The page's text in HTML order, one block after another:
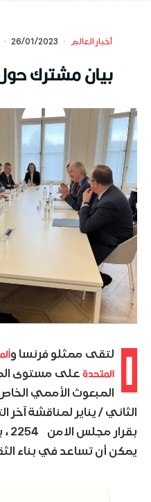
أخبار العالم ·
26/01/2023
·
بيان مشترك
ا لتقى ممثلو فرنسا و
المتحدة على مستوى
الثاني / يناير لمناقشة آخر
يمكن أن تساعد في بناء